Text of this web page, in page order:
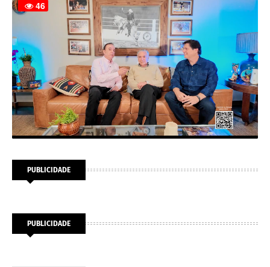
PUBLICIDADE
PUBLICIDADE